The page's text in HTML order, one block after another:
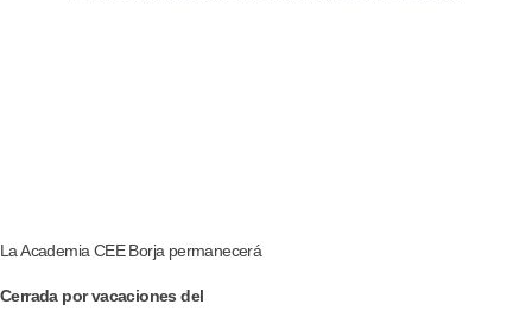
La Academia CEE Borja permanecerá
Cerrada por vacaciones del